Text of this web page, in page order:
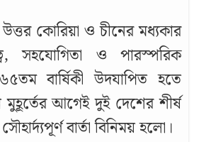
কোরিয়া ও চীনের মধ্যকার
সহযোগিতা ও পারস্পরিক
বার্ষিকী উদযাপিত হতে
মুহূর্তের আগেই দুই দেশের শীর্ষ
বার্তা বিনিময় হলো।